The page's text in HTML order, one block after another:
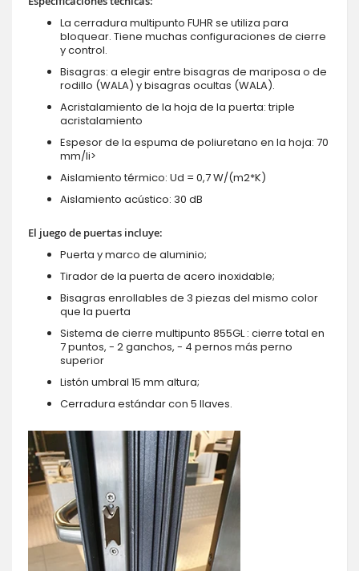
La cerradura multipunto FUHR se utiliza para
bloquear. Tiene muchas configuraciones de cierre
y control.
Bisagras: a elegir entre bisagras de mariposa o de
rodillo (WALA) y bisagras ocultas (WALA).
Acristalamiento de la hoja de la puerta: triple
acristalamiento
Espesor de la espuma de poliuretano en la hoja: 70
mm/li>
Aislamiento térmico: Ud = 0,7 W/(m2*K)
Aislamiento acústico: 30 dB
El juego de puertas incluye:
Puerta y marco de aluminio;
Tirador de la puerta de acero inoxidable;
Bisagras enrollables de 3 piezas del mismo color
que la puerta
Sistema de cierre multipunto 855GL : cierre total en
7 puntos, - 2 ganchos, - 4 pernos más perno
superior
Listón umbral 15 mm altura;
Cerradura estándar con 5 llaves.